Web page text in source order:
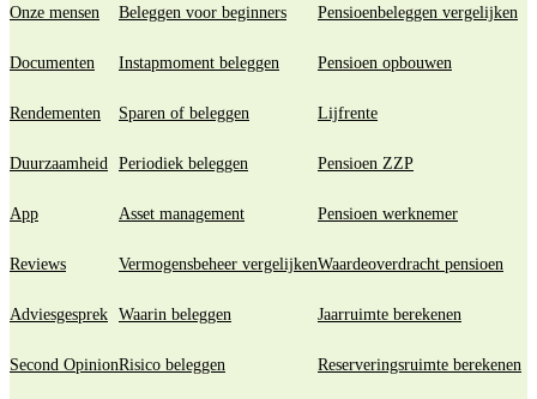
Onze mensen
Documenten
Rendementen
Duurzaamheid
App
Reviews
Adviesgesprek
Second Opinion
Beleggen voor beginners
Instapmoment beleggen
Sparen of beleggen
Periodiek beleggen
Asset management
Vermogensbeheer vergelijken
Waarin beleggen
Risico beleggen
Pensioenbeleggen vergelijken
Pensioen opbouwen
Lijfrente
Pensioen ZZP
Pensioen werknemer
Waardeoverdracht pensioen
Jaarruimte berekenen
Reserveringsruimte berekenen